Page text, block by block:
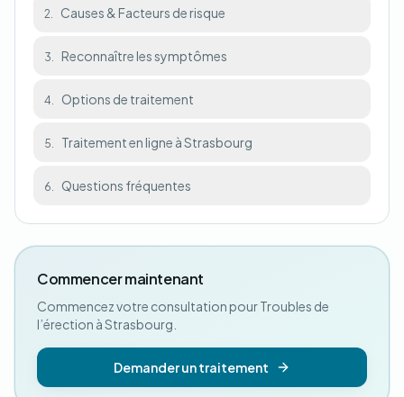
2. Causes & Facteurs de risque
3. Reconnaître les symptômes
4. Options de traitement
5. Traitement en ligne à Strasbourg
6. Questions fréquentes
Commencer maintenant
Commencez votre consultation pour Troubles de
l’érection à Strasbourg.
Demander un traitement